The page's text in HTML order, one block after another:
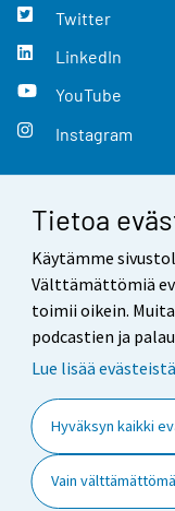
Tietoa
Käytämme
Välttämättömiä
toimii oikein.
podcastien ja
Lue lisää
Hyväksyn kaikki
Vain
Twitter
LinkedIn
YouTube
Instagram
Yhteystiedot
Palaute
Käyttöehdot
Saavutettavuus
Tietoa sivustosta
Evästeasetukset